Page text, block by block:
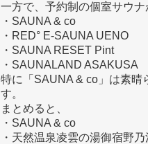
一方で、予約制の個室サウナ
・SAUNA & co
・RED° E-SAUNA UENO
・SAUNA RESET Pint
・SAUNALAND ASAKUSA
特に「SAUNA & co」は素晴
す。
まとめると、
・SAUNA & co
・天然温泉凌雲の湯御宿野